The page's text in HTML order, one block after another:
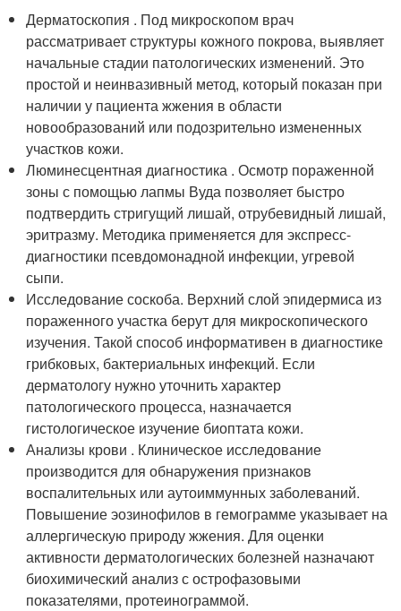
Дерматоскопия . Под микроскопом врач
рассматривает структуры кожного покрова, выявляет
начальные стадии патологических изменений. Это
простой и неинвазивный метод, который показан при
наличии у пациента жжения в области
новообразований или подозрительно измененных
участков кожи.
Люминесцентная диагностика . Осмотр пораженной
зоны с помощью лапмы Вуда позволяет быстро
подтвердить стригущий лишай, отрубевидный лишай,
эритразму. Методика применяется для экспресс-
диагностики псевдомонадной инфекции, угревой
сыпи.
Исследование соскоба. Верхний слой эпидермиса из
пораженного участка берут для микроскопического
изучения. Такой способ информативен в диагностике
грибковых, бактериальных инфекций. Если
дерматологу нужно уточнить характер
патологического процесса, назначается
гистологическое изучение биоптата кожи.
Анализы крови . Клиническое исследование
производится для обнаружения признаков
воспалительных или аутоиммунных заболеваний.
Повышение эозинофилов в гемограмме указывает на
аллергическую природу жжения. Для оценки
активности дерматологических болезней назначают
биохимический анализ с острофазовыми
показателями, протеинограммой.